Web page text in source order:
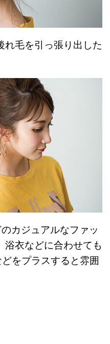
れ毛を引っ張り出した
カジュアルなファッ
衣などに合わせても
をプラスすると雰囲